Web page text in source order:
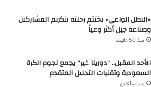
«البطل الواعي» يختتم رحلته بتكريم المشاركين
وصناعة جيل أكثر وعياً
منذ 50 دقيقة
الأحد المقبل.. “دورينا غير” يجمع نجوم الكرة
السعودية وتقنيات التحليل المتقدم
منذ ساعتين